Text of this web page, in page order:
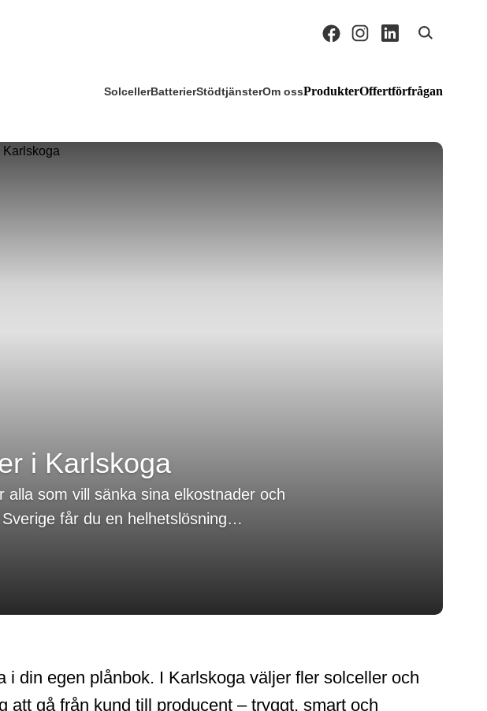
SolcellerBatterierStödtjänsterOm ossProdukterOffertförfrågan
i Karlskoga
som vill sänka sina elkostnader och
får du en helhetslösning…
din egen plånbok. I Karlskoga väljer fler solceller och
gå från kund till producent – tryggt, smart och